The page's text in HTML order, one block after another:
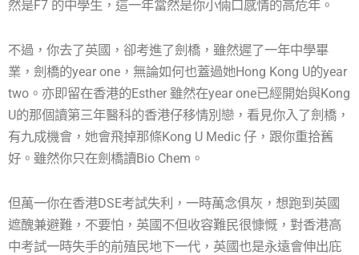
然是F7 的中學生，這一年當然是你小倆口感情的高危年。
不過，你去了英國，卻考進了劍橋，雖然遲了一年中學畢
業，劍橋的year one，無論如何也蓋過她Hong Kong U的year
two。亦即留在香港的Esther 雖然在year one已經開始與Kong
U的那個讀第三年醫科的香港仔移情別戀，看見你入了劍橋，
有九成機會，她會飛掉那條Kong U Medic 仔，跟你重拾舊
好。雖然你只在劍橋讀Bio Chem。
但萬一你在香港DSE考試失利，一時萬念俱灰，想跑到英國
遮醜兼避難，不要怕，英國不但收容難民很慷慨，對香港高
中考試一時失手的前殖民地下一代，英國也是永遠會伸出庇